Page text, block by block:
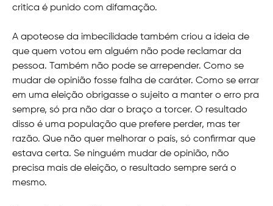
critica é punido com difamação.
A apoteose da imbecilidade também criou a ideia de
que quem votou em alguém não pode reclamar da
pessoa. Também não pode se arrepender. Como se
mudar de opinião fosse falha de caráter. Como se errar
em uma eleição obrigasse o sujeito a manter o erro pra
sempre, só pra não dar o braço a torcer. O resultado
disso é uma população que prefere perder, mas ter
razão. Que não quer melhorar o país, só confirmar que
estava certa. Se ninguém mudar de opinião, não
precisa mais de eleição, o resultado sempre será o
mesmo.